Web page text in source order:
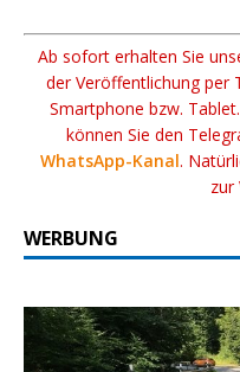
Ab sofort erhalten Sie
der Veröffentlichung per
Smartphone bzw.
können Sie den
WhatsApp-Kanal.
zur
WERBUNG